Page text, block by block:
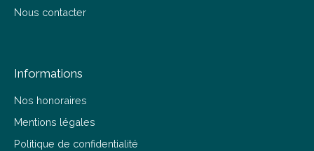
Nous contacter
Informations
Nos honoraires
Mentions légales
Politique de confidentialité